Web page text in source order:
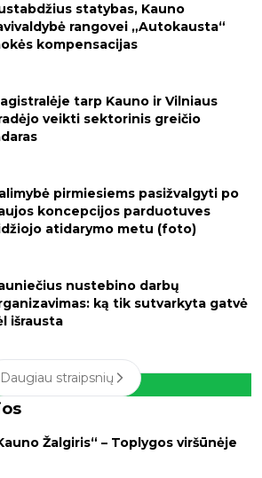
statybas, Kauno
rangovei „Autokausta“
kompensacijas
tarp Kauno ir Vilniaus
veikti sektorinis greičio
pirmiesiems pasižvalgyti po
koncepcijos parduotuves
atidarymo metu (foto)
nustebino darbų
ką tik sutvarkyta gatvė
išrausta
Daugiau straipsnių
Žalgiris“ – Toplygos viršūnėje